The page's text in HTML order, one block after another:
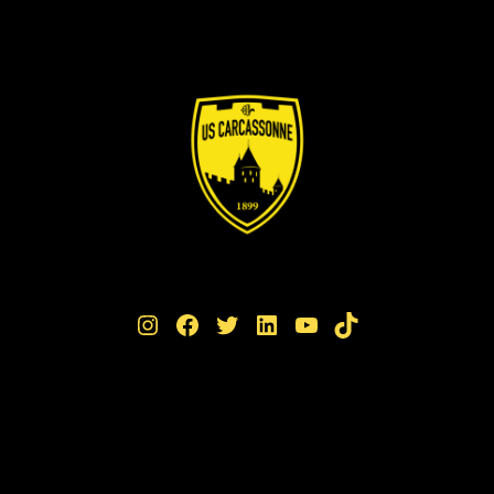
Instagram Facebook Twitter LinkedIn YouTube TikTok